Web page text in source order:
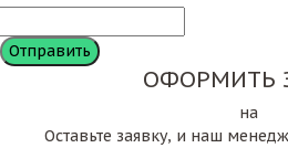
ОФОРМИТЬ
на
Оставьте заявку, и наш